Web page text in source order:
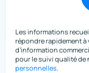
Les informations
répondre rapidement
d’information
pour le suivi qualité de
personnelles.